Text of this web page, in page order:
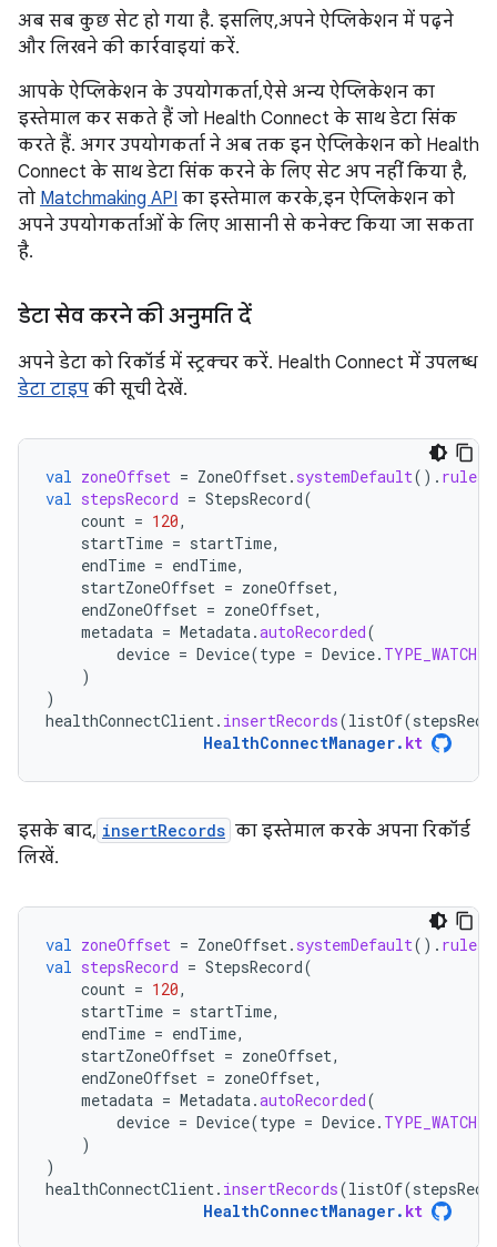
अब सब कुछ सेट हो गया है. इसलिए, अपने ऐप्लिकेशन में पढ़ने
और लिखने की कार्रवाइयां करें.
आपके ऐप्लिकेशन के उपयोगकर्ता, ऐसे अन्य ऐप्लिकेशन का
इस्तेमाल कर सकते हैं जो Health Connect के साथ डेटा सिंक
करते हैं. अगर उपयोगकर्ता ने अब तक इन ऐप्लिकेशन को Health
Connect के साथ डेटा सिंक करने के लिए सेट अप नहीं किया है,
तो Matchmaking API का इस्तेमाल करके, इन ऐप्लिकेशन को
अपने उपयोगकर्ताओं के लिए आसानी से कनेक्ट किया जा सकता
है.
डेटा सेव करने की अनुमति दें
अपने डेटा को रिकॉर्ड में स्ट्रक्चर करें. Health Connect में उपलब्ध
डेटा टाइप की सूची देखें.
val zoneOffset = ZoneOffset. systemDefault(). rules
val stepsRecord = StepsRecord(
count = 120,
startTime = startTime,
endTime = endTime,
startZoneOffset = zoneOffset,
endZoneOffset = zoneOffset,
metadata = Metadata.autoRecorded(
device = Device(type = Device. TYPE_WATCH
)
)
healthConnectClient. insertRecords(listOf(
HealthConnectManager. kt
इसके बाद, insertRecords का इस्तेमाल करके अपना रिकॉर्ड
लिखें.
val zoneOffset = ZoneOffset. systemDefault(). rules
val stepsRecord = StepsRecord(
count = 120,
startTime = startTime,
endTime = endTime,
startZoneOffset = zoneOffset,
endZoneOffset = zoneOffset,
metadata = Metadata.autoRecorded(
device = Device(type = Device. TYPE_WATCH
)
)
healthConnectClient. insertRecords(listOf(
HealthConnectManager. kt